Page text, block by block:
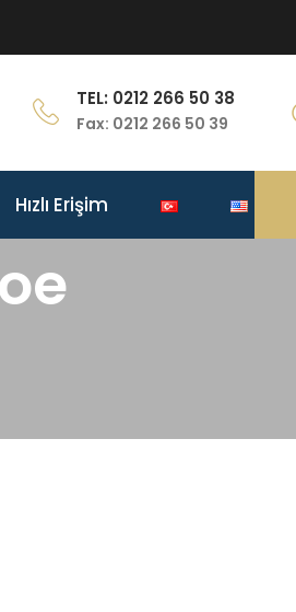
TEL: 0212 266 50 38
Fax: 0212 266 50 39
Hızlı Erişim